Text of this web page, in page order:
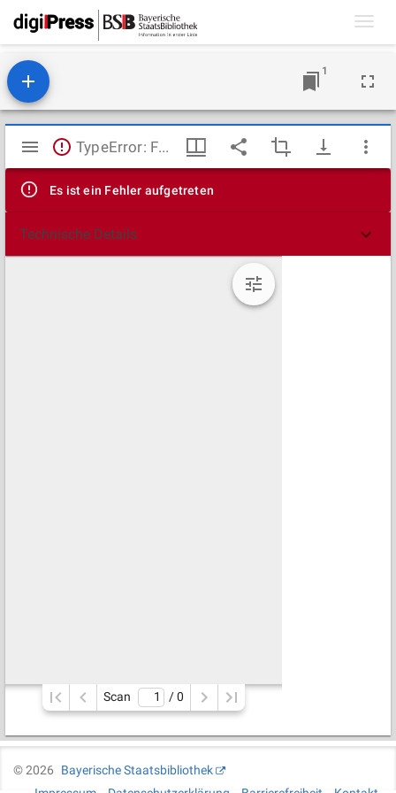
1
Mirador
Viewer
TypeError: Failed to fetch
Es ist ein Fehler aufgetreten
Technische Details
Scan / 0
©2026
Bayerische Staatsbibliothek